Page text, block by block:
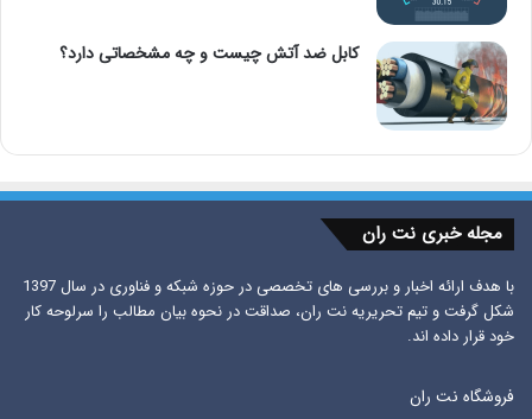
کابل ضد آتش چیست و چه مشخصاتی دارد؟
مجله خبری نت ران
با هدف ارائه اخبار و بررسی های تخصصی در حوزه شبکه و فناوری در سال 1397
شکل گرفت و تیم تحریریه نت ران، صداقت در نحوه بیان مطالب را سرلوحه کار
خود قرار داده اند.
فروشگاه نت ران